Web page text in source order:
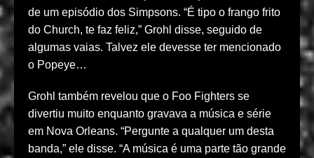
de um episódio dos Simpsons. “É tipo o frango frito
do Church, te faz feliz,” Grohl disse, seguido de
algumas vaias. Talvez ele devesse ter mencionado
o Popeye…
Grohl também revelou que o Foo Fighters se
divertiu muito enquanto gravava a música e série
em Nova Orleans. “Pergunte a qualquer um desta
banda,” ele disse. “A música é uma parte tão grande